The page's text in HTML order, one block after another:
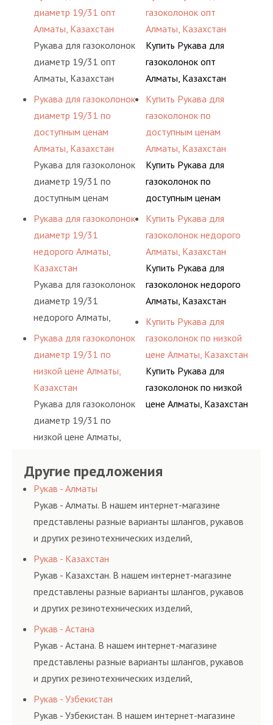
диаметр 19/31 опт
Алматы, Казахстан
Рукава для газоколонок
диаметр 19/31 опт
Алматы, Казахстан
Рукава для газоколонок
диаметр 19/31 по
доступным ценам
Алматы, Казахстан
Рукава для газоколонок
диаметр 19/31 по
доступным ценам
Алматы, Казахстан
Рукава для газоколонок
диаметр 19/31
недорого Алматы,
Казахстан
Рукава для газоколонок
диаметр 19/31
недорого Алматы,
Казахстан
Рукава для газоколонок
диаметр 19/31 по
низкой цене Алматы,
Казахстан
Рукава для газоколонок
диаметр 19/31 по
низкой цене Алматы,
газоколонок опт
Алматы, Казахстан
Купить Рукава для
газоколонок опт
Алматы, Казахстан
Купить Рукава для
газоколонок по
доступным ценам
Алматы, Казахстан
Купить Рукава для
газоколонок по
доступным ценам
Алматы, Казахстан
Купить Рукава для
газоколонок недорого
Алматы, Казахстан
Купить Рукава для
газоколонок недорого
Алматы, Казахстан
Купить Рукава для
газоколонок по низкой
цене Алматы, Казахстан
Купить Рукава для
газоколонок по низкой
цене Алматы, Казахстан
Другие предложения
Рукав - Алматы
Рукав - Алматы. В нашем интернет-магазине
представлены разные варианты шлангов, рукавов
и других резинотехнических изделий,
соответствующих ГОСТам, техническим условиям
и нормативам.
Рукав - Казахстан
Рукав - Казахстан. В нашем интернет-магазине
представлены разные варианты шлангов, рукавов
и других резинотехнических изделий,
соответствующих ГОСТам, техническим условиям
и нормативам.
Рукав - Астана
Рукав - Астана. В нашем интернет-магазине
представлены разные варианты шлангов, рукавов
и других резинотехнических изделий,
соответствующих ГОСТам, техническим условиям
и нормативам.
Рукав - Узбекистан
Рукав - Узбекистан. В нашем интернет-магазине